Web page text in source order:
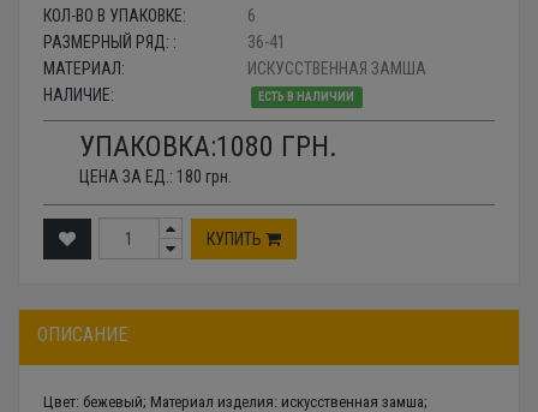
КОЛ-ВО В УПАКОВКЕ:
6
РАЗМЕРНЫЙ РЯД: :
36-41
МАТЕРИАЛ:
ИСКУССТВЕННАЯ ЗАМША
НАЛИЧИЕ:
ЕСТЬ В НАЛИЧИИ
УПАКОВКА:1080 ГРН.
ЦЕНА ЗА ЕД.: 180 грн.
КУПИТЬ
ОПИСАНИЕ
Цвет: бежевый; Материал изделия: искусственная замша;